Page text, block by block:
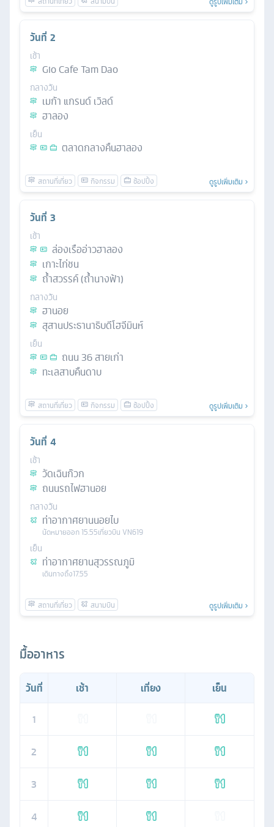
วันที่ 2
เช้า
Gio Cafe Tam Dao
กลางวัน
เมก้า แกรนด์ เวิลด์
ฮาลอง
เย็น
ตลาดกลางคืนฮาลอง
ดูรูปเพิ่มเติม
วันที่ 3
เช้า
ล่องเรืออ่าวฮาลอง
เกาะไก่ชน
ถ้ำสวรรค์ (ถ้ำนางฟ้า)
กลางวัน
ฮานอย
สุสานประธานาธิบดีโฮจีมินห์
เย็น
ถนน 36 สายเก่า
ทะเลสาบคืนดาบ
ดูรูปเพิ่มเติม
วันที่ 4
เช้า
วัดเฉินก๊วก
ถนนรถไฟฮานอย
กลางวัน
ท่าอากาศยานนอยไบ
นัดหมายออก15.55เที่ยวบิน VN619
เย็น
ท่าอากาศยานสุวรรณภูมิ
เดินทางถึง17.55
ดูรูปเพิ่มเติม
มื้ออาหาร
วันที่ เช้า เที่ยง
เย็น
1
2
3
4